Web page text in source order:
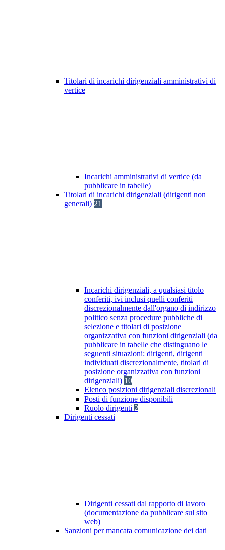
Titolari di incarichi dirigenziali amministrativi di
vertice
Incarichi amministrativi di vertice (da
pubblicare in tabelle)
Titolari di incarichi dirigenziali (dirigenti non
generali) 21
Incarichi dirigenziali, a qualsiasi titolo
conferiti, ivi inclusi quelli conferiti
discrezionalmente dall'organo di indirizzo
politico senza procedure pubbliche di
selezione e titolari di posizione
organizzativa con funzioni dirigenziali (da
pubblicare in tabelle che distinguano le
seguenti situazioni: dirigenti, dirigenti
individuati discrezionalmente, titolari di
posizione organizzativa con funzioni
dirigenziali) 10
Elenco posizioni dirigenziali discrezionali
Posti di funzione disponibili
Ruolo dirigenti 2
Dirigenti cessati
Dirigenti cessati dal rapporto di lavoro
(documentazione da pubblicare sul sito
web)
Sanzioni per mancata comunicazione dei dati